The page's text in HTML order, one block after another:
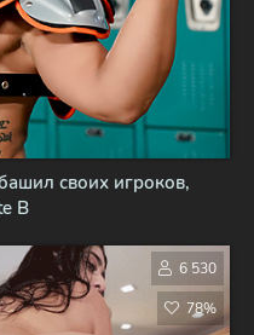
своих игроков,
B
6 530
78%